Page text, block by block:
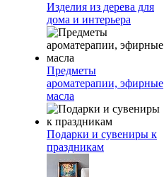
Изделия из дерева для
дома и интерьера
Предметы
ароматерапии, эфирные
масла
Подарки и сувениры к
праздникам